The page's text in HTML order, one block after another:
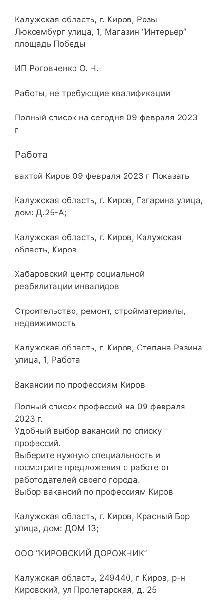
Калужская область, г. Киров, Розы
Люксембург улица, 1, Магазин “Интерьер”
площадь Победы
ИП Роговченко О. Н.
Работы, не требующие квалификации
Полный список на сегодня 09 февраля 2023
г
Работа
вахтой Киров 09 февраля 2023 г Показать
Калужская область, г. Киров, Гагарина улица,
дом: Д.25-А;
Калужская область, г. Киров, Калужская
область, Киров
Хабаровский центр социальной
реабилитации инвалидов
Строительство, ремонт, стройматериалы,
недвижимость
Калужская область, г. Киров, Степана Разина
улица, 1, Работа
Вакансии по профессиям Киров
Полный список профессий на 09 февраля
2023 г.
Удобный выбор вакансий по списку
профессий.
Выберите нужную специальность и
посмотрите предложения о работе от
работодателей своего города.
Выбор вакансий по профессиям Киров
Калужская область, г. Киров, Красный Бор
улица, дом: ДОМ 13;
ООО “КИРОВСКИЙ ДОРОЖНИК”
Калужская область, 249440, г Киров, р-н
Кировский, ул Пролетарская, д. 25